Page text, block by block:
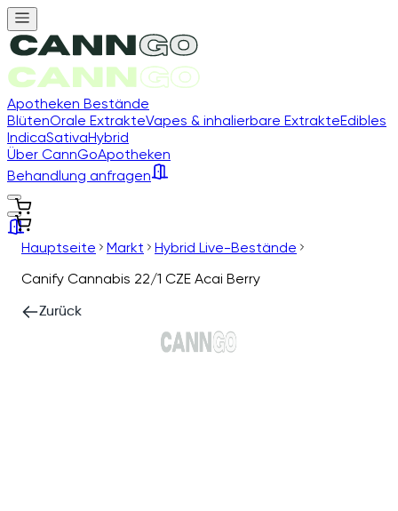
Apotheken Bestände
BlütenOrale ExtrakteVapes & inhalierbare ExtrakteEdibles
IndicaSativaHybrid
Über CannGoApotheken
Behandlung anfragen
Hauptseite Markt
Hybrid Live-Bestände
Canify Cannabis 22/1 CZE Acai Berry
Zurück